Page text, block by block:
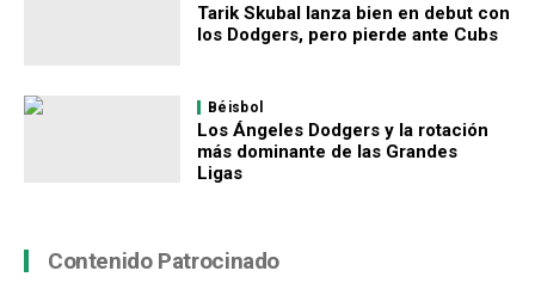
Tarik Skubal lanza bien en debut con
los Dodgers, pero pierde ante Cubs
Béisbol
Los Ángeles Dodgers y la rotación
más dominante de las Grandes
Ligas
Contenido Patrocinado